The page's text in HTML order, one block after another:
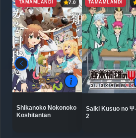
TAMAMLANDI 7.0
Shikanoko Nokonoko
Koshitantan
TAMAMLANDI
Saiki Kusuo no
2